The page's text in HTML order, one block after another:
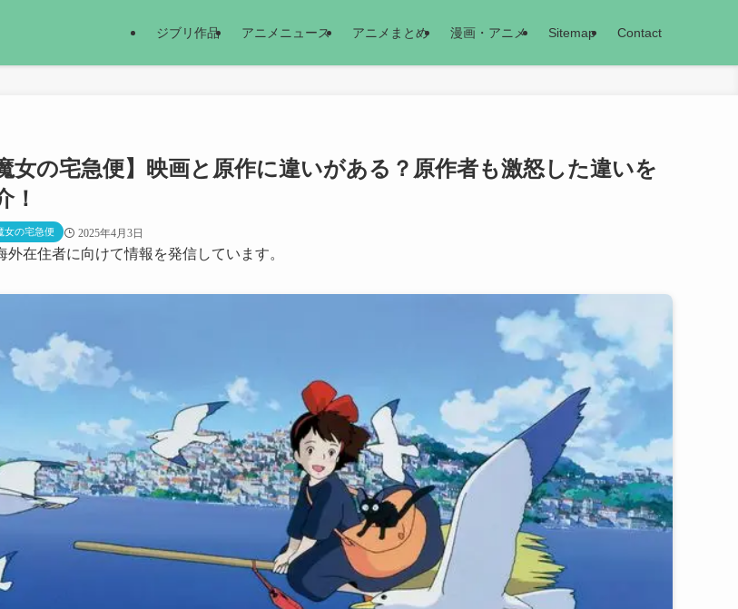
ジブリ作品 アニメニュース アニメまとめ 漫画・アニメ Sitemap Contact
魔女の宅急便】映画と原作に違いがある？原作者も激怒した違いを
！
女の宅急便 2025年4月3日
外在住者に向けて情報を発信しています。